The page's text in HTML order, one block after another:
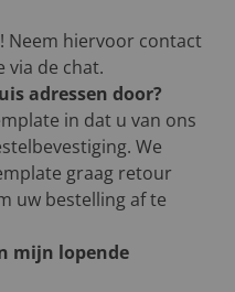
Neem hiervoor contact
via de chat.
adressen door?
in dat u van ons
We
graag retour
uw bestelling af te
mijn lopende